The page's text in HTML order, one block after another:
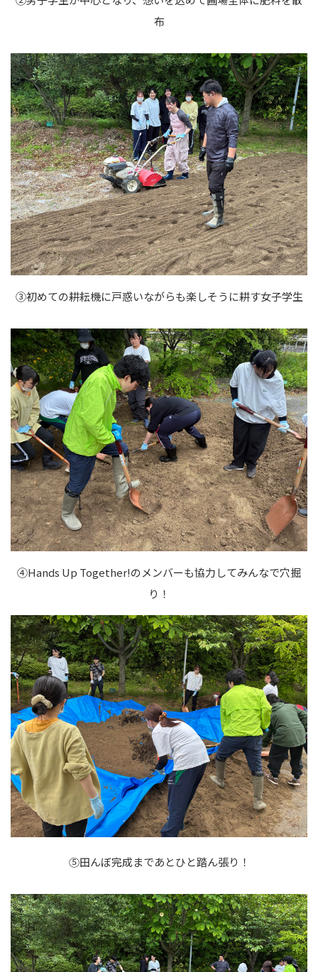
布
③初めての耕耘機に戸惑いながらも楽しそうに耕す女子学生
④Hands Up Together!のメンバーも協力してみんなで穴掘
り！
⑤田んぼ完成まであとひと踏ん張り！